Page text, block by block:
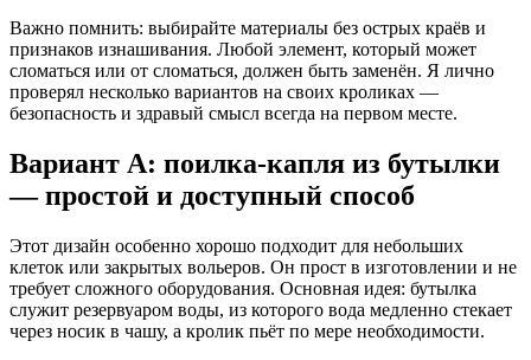
Важно помнить: выбирайте материалы без острых краёв и
признаков изнашивания. Любой элемент, который может
сломаться или от сломаться, должен быть заменён. Я лично
проверял несколько вариантов на своих кроликах —
безопасность и здравый смысл всегда на первом месте.
Вариант A: поилка-капля из бутылки
— простой и доступный способ
Этот дизайн особенно хорошо подходит для небольших
клеток или закрытых вольеров. Он прост в изготовлении и не
требует сложного оборудования. Основная идея: бутылка
служит резервуаром воды, из которого вода медленно стекает
через носик в чашу, а кролик пьёт по мере необходимости.